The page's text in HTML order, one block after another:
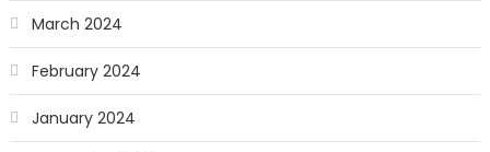
March 2024
February 2024
January 2024